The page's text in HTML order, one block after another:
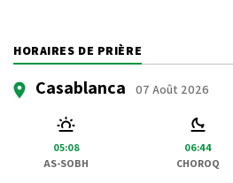
HORAIRES DE PRIÈRE
Casablanca 07 Août 2026
05:08
AS-SOBH
06:44
CHOROQ